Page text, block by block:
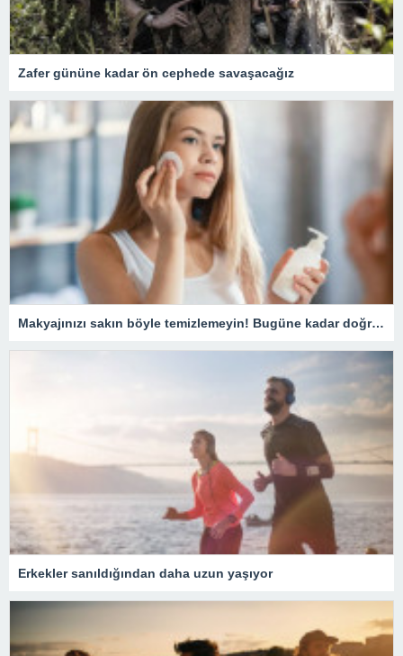
Zafer gününe kadar ön cephede savaşacağız
Makyajınızı sakın böyle temizlemeyin! Bugüne kadar doğru bilinen yanlış temizleme yöntemi pahalıya mal oluyor
Erkekler sanıldığından daha uzun yaşıyor